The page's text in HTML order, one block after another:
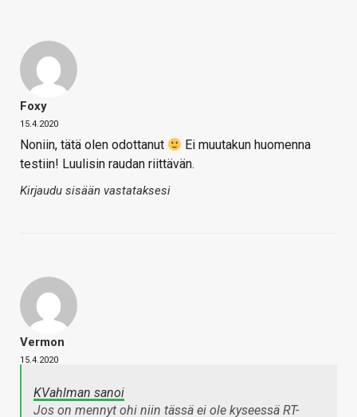
Foxy
15.4.2020
Noniin, tätä olen odottanut
Ei muutakun huomenna
testiin! Luulisin raudan riittävän.
Kirjaudu sisään vastataksesi
Vermon
15.4.2020
KVahlman sanoi
Jos on mennyt ohi niin tässä ei ole kyseessä RT-